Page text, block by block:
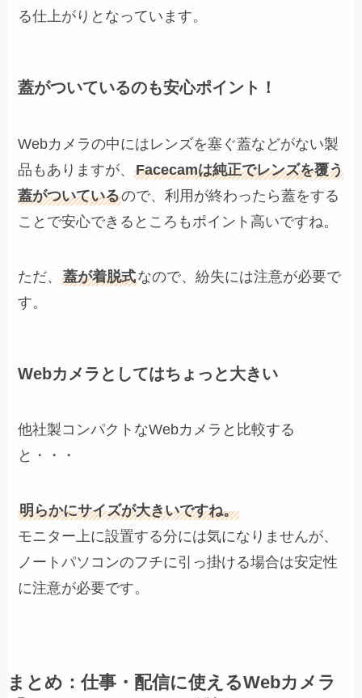
る仕上がりとなっています。
蓋がついているのも安心ポイント！
Webカメラの中にはレンズを塞ぐ蓋などがない製
品もありますが、Facecamは純正でレンズを覆う
蓋がついているので、利用が終わったら蓋をする
ことで安心できるところもポイント高いですね。
ただ、蓋が着脱式なので、紛失には注意が必要で
す。
Webカメラとしてはちょっと大きい
他社製コンパクトなWebカメラと比較する
と・・・
明らかにサイズが大きいですね。
モニター上に設置する分には気になりませんが、
ノートパソコンのフチに引っ掛ける場合は安定性
に注意が必要です。
まとめ：仕事・配信に使えるWebカメラ